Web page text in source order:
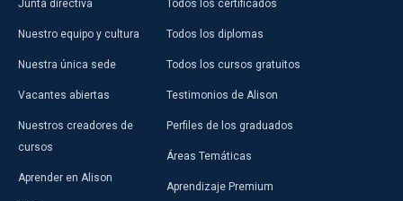
Junta directiva
Nuestro equipo y cultura
Nuestra única sede
Vacantes abiertas
Nuestros creadores de
cursos
Aprender en Alison
Todos los certificados
Todos los diplomas
Todos los cursos gratuitos
Testimonios de Alison
Perfiles de los graduados
Áreas Temáticas
Aprendizaje Premium